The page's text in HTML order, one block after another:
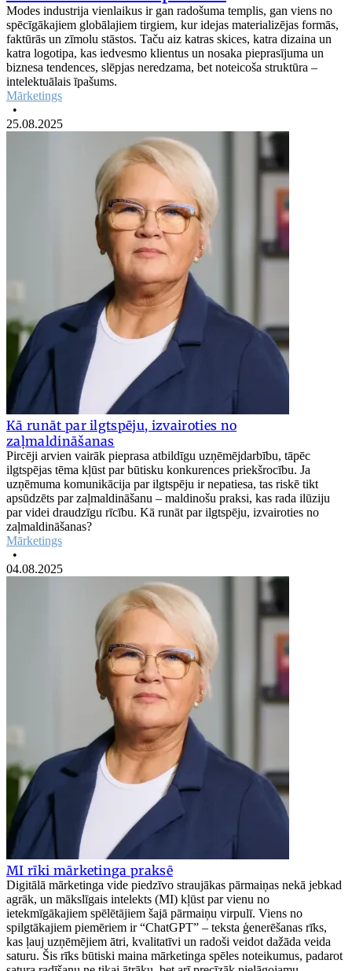
Modes industrija vienlaikus ir gan radošuma templis, gan viens no
spēcīgākajiem globālajiem tirgiem, kur idejas materializējas formās,
faktūrās un zīmolu stāstos. Taču aiz katras skices, katra dizaina un
katra logotipa, kas iedvesmo klientus un nosaka pieprasījuma un
biznesa tendences, slēpjas neredzama, bet noteicoša struktūra –
intelektuālais īpašums.
Mārketings
•
25.08.2025
Kā runāt par ilgtspēju, izvairoties no
zaļmaldināšanas
Pircēji arvien vairāk pieprasa atbildīgu uzņēmējdarbību, tāpēc
ilgtspējas tēma kļūst par būtisku konkurences priekšrocību. Ja
uzņēmuma komunikācija par ilgtspēju ir nepatiesa, tas riskē tikt
apsūdzēts par zaļmaldināšanu – maldinošu praksi, kas rada ilūziju
par videi draudzīgu rīcību. Kā runāt par ilgtspēju, izvairoties no
zaļmaldināšanas?
Mārketings
•
04.08.2025
MI rīki mārketinga praksē
Digitālā mārketinga vide piedzīvo straujākas pārmaiņas nekā jebkad
agrāk, un mākslīgais intelekts (MI) kļūst par vienu no
ietekmīgākajiem spēlētājiem šajā pārmaiņu virpulī. Viens no
spilgtākajiem piemēriem ir “ChatGPT” – teksta ģenerēšanas rīks,
kas ļauj uzņēmējiem ātri, kvalitatīvi un radoši veidot dažāda veida
saturu. Šis rīks būtiski maina mārketinga spēles noteikumus, padarot